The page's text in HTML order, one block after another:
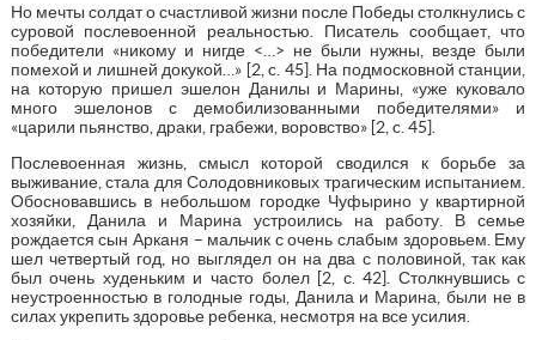
Но мечты солдат о счастливой жизни после Победы столкнулись с
суровой послевоенной реальностью. Писатель сообщает, что
победители «никому и нигде <…> не были нужны, везде были
помехой и лишней докукой…» [2, c. 45]. На подмосковной станции,
на которую пришел эшелон Данилы и Марины, «уже куковало
много эшелонов с демобилизованными победителями» и
«царили пьянство, драки, грабежи, воровство» [2, c. 45].
Послевоенная жизнь, смысл которой сводился к борьбе за
выживание, стала для Солодовниковых трагическим испытанием.
Обосновавшись в небольшом городке Чуфырино у квартирной
хозяйки, Данила и Марина устроились на работу. В семье
рождается сын Арканя – мальчик с очень слабым здоровьем. Ему
шел четвертый год, но выглядел он на два с половиной, так как
был очень худеньким и часто болел [2, с. 42]. Столкнувшись с
неустроенностью в голодные годы, Данила и Марина, были не в
силах укрепить здоровье ребенка, несмотря на все усилия.